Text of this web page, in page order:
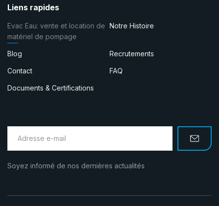
Liens rapides
Evac Eau: vente et location de
matériel de pompage
Notre Histoire
Blog Recrutements
Contact FAQ
Documents & Certifications
Soyez informé de nos dernières actualités